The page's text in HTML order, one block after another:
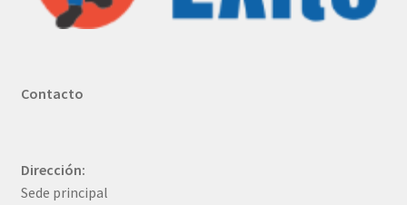
Contacto
Dirección:
Sede principal